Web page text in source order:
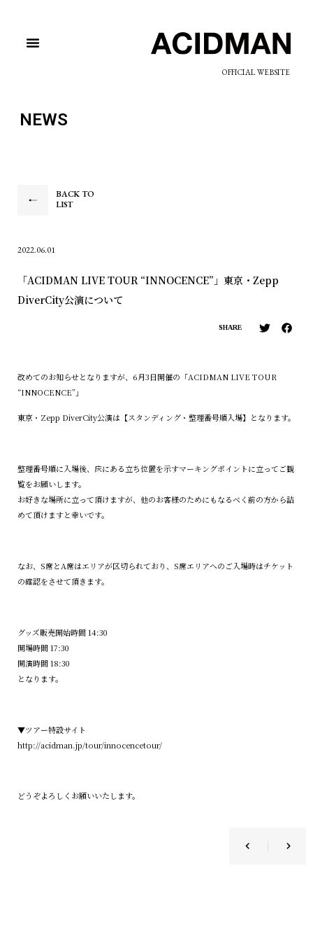
OFFICIAL WEBSITE
NEWS
BACK TO
LIST
2022.06.01
「ACIDMAN LIVE TOUR “INNOCENCE”」東京・Zepp
DiverCity公演について
SHARE
改めてのお知らせとなりますが、6月3日開催の「ACIDMAN LIVE TOUR
“INNOCENCE”」
東京・Zepp DiverCity公演は【スタンディング・整理番号順入場】となります。
整理番号順に入場後、床にある立ち位置を示すマーキングポイントに立ってご観
覧をお願いします。
お好きな場所に立って頂けますが、他のお客様のためにもなるべく前の方から詰
めて頂けますと幸いです。
なお、S席とA席はエリアが区切られており、S席エリアへのご入場時はチケット
の確認をさせて頂きます。
グッズ販売開始時間 14:30
開場時間 17:30
開演時間 18:30
となります。
▼ツアー特設サイト
​​​​​​​http://acidman.jp/tour/innocencetour/
どうぞよろしくお願いいたします。